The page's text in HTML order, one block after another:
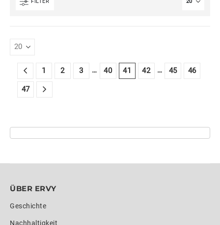
FILTER
1 2 3 … 40 41 42 … 45 46
47
ÜBER ERVY
Geschichte
Nachhaltigkeit